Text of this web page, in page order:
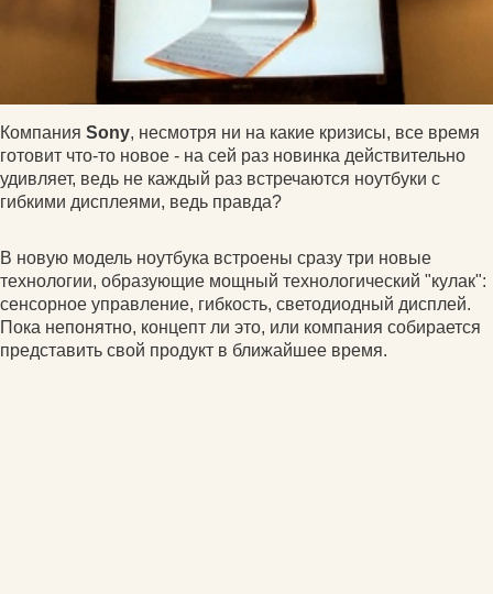
Компания Sony, несмотря ни на какие кризисы, все время
готовит что-то новое - на сей раз новинка действительно
удивляет, ведь не каждый раз встречаются ноутбуки с
гибкими дисплеями, ведь правда?
В новую модель ноутбука встроены сразу три новые
технологии, образующие мощный технологический "кулак":
сенсорное управление, гибкость, светодиодный дисплей.
Пока непонятно, концепт ли это, или компания собирается
представить свой продукт в ближайшее время.